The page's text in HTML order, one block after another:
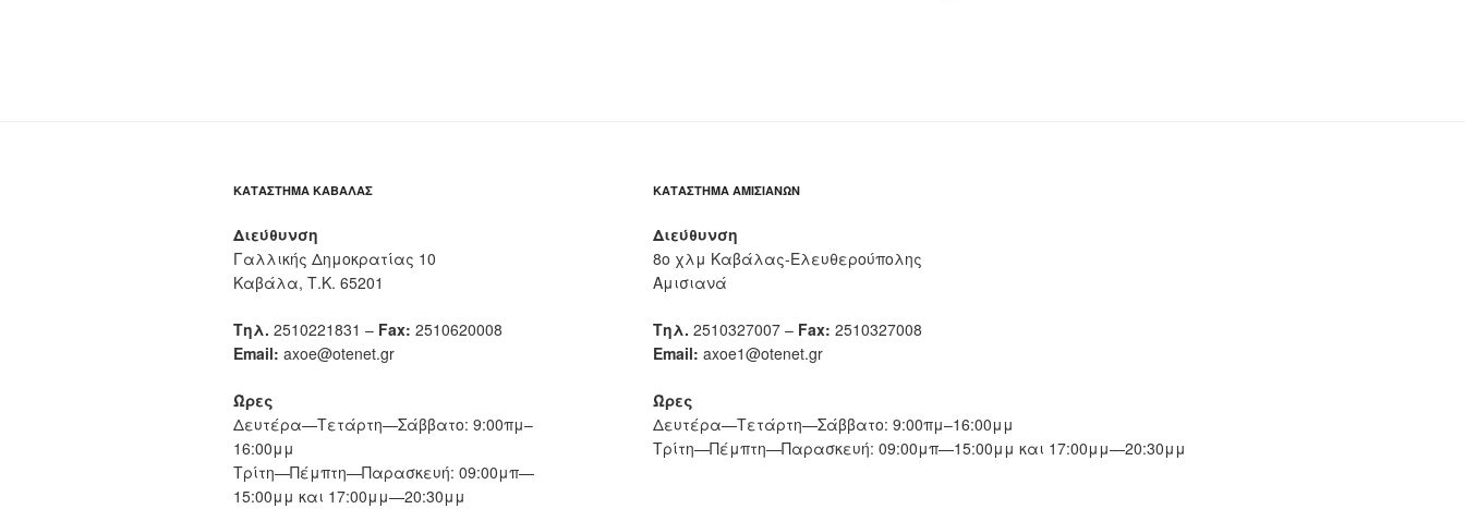
ΚΑΤΆΣΤΗΜΑ ΚΑΒΆΛΑΣ
Διεύθυνση
Γαλλικής Δημοκρατίας 10
Καβάλα, Τ.Κ. 65201
Τηλ. 2510221831 – Fax: 2510620008
Email: axoe@otenet.gr
Ώρες
Δευτέρα—Τετάρτη—Σάββατο: 9:00πμ–
16:00μμ
Τρίτη—Πέμπτη—Παρασκευή: 09:00μπ—
15:00μμ και 17:00μμ—20:30μμ
ΚΑΤΆΣΤΗΜΑ ΑΜΙΣΙΑΝΏΝ
Διεύθυνση
8ο χλμ Καβάλας-Ελευθερούπολης
Αμισιανά
Τηλ. 2510327007 – Fax: 2510327008
Email: axoe1@otenet.gr
Ώρες
Δευτέρα—Τετάρτη—Σάββατο: 9:00πμ–16:00μμ
Τρίτη—Πέμπτη—Παρασκευή: 09:00μπ—15:00μμ και 17:00μμ—20:30μμ